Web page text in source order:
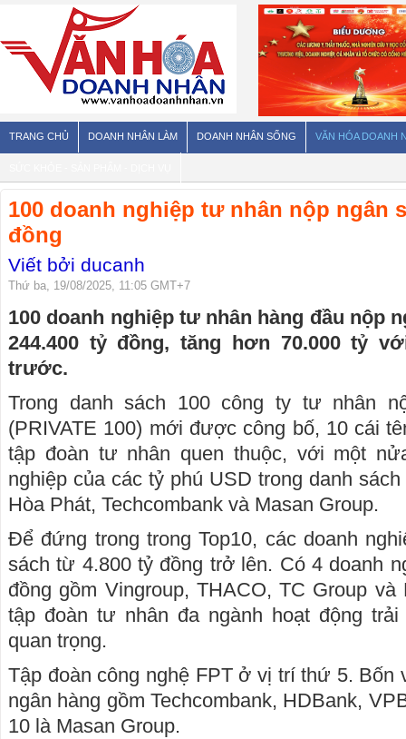
TRANG CHỦ DOANH NHÂN LÀM DOANH NHÂN SỐNG VĂN HÓA DOANH
100 doanh nghiệp tư nhân nộp ngân
đồng
Viết bởi ducanh
Thứ ba, 19/08/2025, 11:05 GMT+7
100 doanh nghiệp tư nhân hàng đầu nộp
244.400 tỷ đồng, tăng hơn 70.000 tỷ
trước.
Trong danh sách 100 công ty tư nhân
(PRIVATE 100) mới được công bố, 10 cái
tập đoàn tư nhân quen thuộc, với một
nghiệp của các tỷ phú USD trong danh
Hòa Phát, Techcombank và Masan Group.
Để đứng trong trong Top10, các doanh
sách từ 4.800 tỷ đồng trở lên. Có 4 doanh
đồng gồm Vingroup, THACO, TC Group
tập đoàn tư nhân đa ngành hoạt động
quan trọng.
Tập đoàn công nghệ FPT ở vị trí thứ 5. Bốn
ngân hàng gồm Techcombank, HDBank,
10 là Masan Group.